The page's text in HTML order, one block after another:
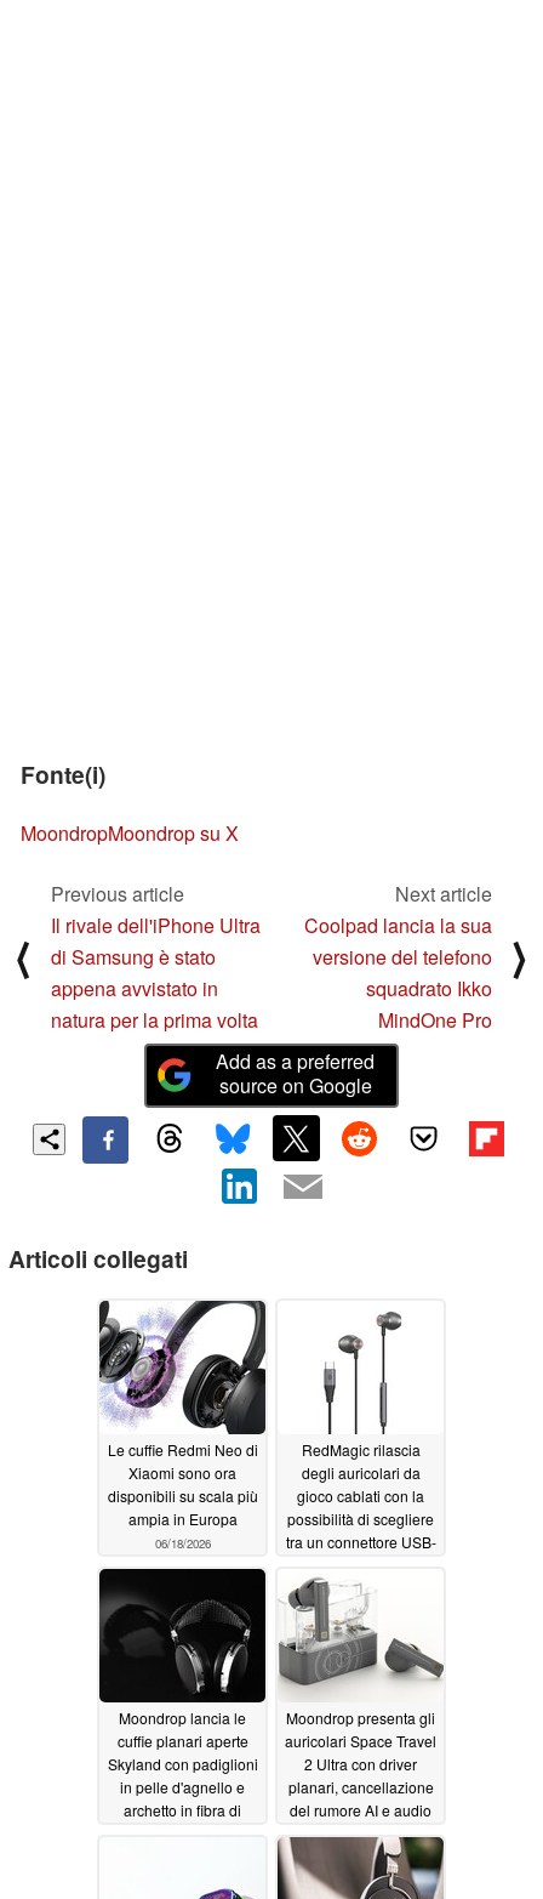
Fonte(i)
MoondropMoondrop su X
⟨
Previous article
Il rivale dell'iPhone Ultra
di Samsung è stato
appena avvistato in
natura per la prima volta
Next article
Coolpad lancia la sua
versione del telefono
squadrato Ikko
MindOne Pro
⟩
Add as a preferred
source on Google
Articoli collegati
Le cuffie Redmi Neo di
Xiaomi sono ora
disponibili su scala più
ampia in Europa
06/18/2026
RedMagic rilascia
degli auricolari da
gioco cablati con la
possibilità di scegliere
tra un connettore USB-
06/08/2026
Moondrop lancia le
cuffie planari aperte
Skyland con padiglioni
in pelle d'agnello e
archetto in fibra di
Moondrop presenta gli
auricolari Space Travel
2 Ultra con driver
planari, cancellazione
del rumore AI e audio
ad alta risoluzione
09/01/2025